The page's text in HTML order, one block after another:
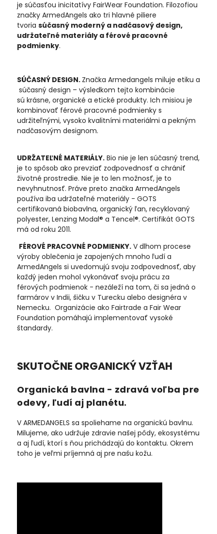
je súčasťou inicitatívy FairWear Foundation. Filozofiou
značky ArmedAngels ako tri hlavné piliere
tvoria súčasný moderný a nadčasový design,
udržateľné materiály a férové pracovné
podmienky.
SÚČASNÝ DESIGN. Značka Armedangels miluje etiku a
súčasný design – výsledkom tejto kombinácie
sú krásne, organické a etické produkty. Ich misiou je
kombinovať férové pracovné podmienky s
udržiteľnými, vysoko kvalitními materiálmi a pekným
nadčasovým designom.
UDRŽATEĽNÉ MATERIÁLY. Bio nie je len súčasný trend,
je to spôsob ako prevziať zodpovednosť a chrániť
životné prostredie. Nie je to len možnosť, je to
nevyhnutnosť. Práve preto značka ArmedAngels
používa iba udržateľné materiály - GOTS
certifikovaná biobavlna, organický ľan, recyklovaný
polyester, Lenzing Modal® a Tencel®. Certifikát GOTS
má od roku 2011.
FÉROVÉ PRACOVNÉ PODMIENKY. V dlhom procese
výroby oblečenia je zapojených mnoho ľudí a
ArmedAngels si uvedomujú svoju zodpovednosť, aby
každý jeden mohol vykonávať svoju prácu za
férových podmienok - nezáleží na tom, či sa jedná o
farmárov v Indii, šičku v Turecku alebo designéra v
Nemecku. Organizácie ako Fairtrade a Fair Wear
Foundation pomáhajú implementovať vysoké
štandardy.
SKUTOČNE ORGANICKÝ VZŤAH
Organická bavlna - zdravá voľba pre
odevy, ľudí aj planétu.
V ARMEDANGELS sa spoliehame na organickú bavlnu.
Milujeme, ako udržuje zdravie našej pôdy, ekosystému
a aj ľudí, ktorí s ňou prichádzajú do kontaktu. Okrem
toho je veľmi príjemná aj pre našu kožu.